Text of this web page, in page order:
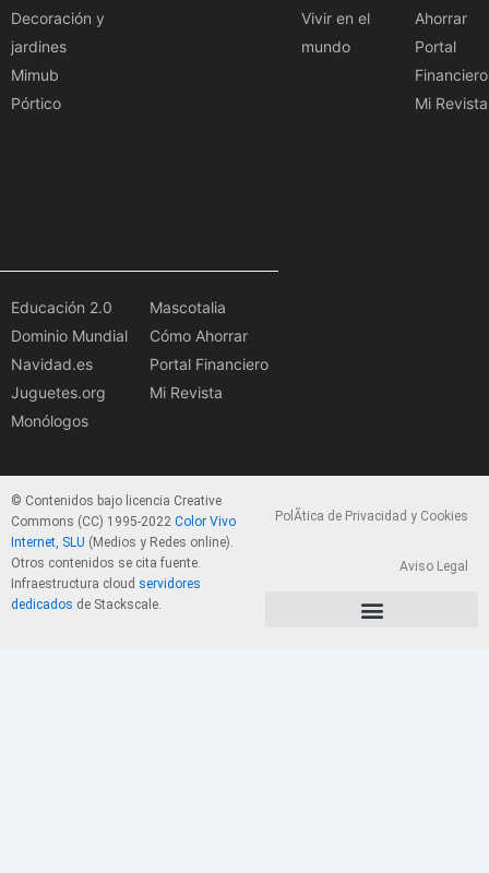
Decoración y
jardines
Mimub
Pórtico
Vivir en el
mundo
Ahorrar
Portal
Financiero
Mi Revista
Educación 2.0
Dominio Mundial
Navidad.es
Juguetes.org
Monólogos
Mascotalia
Cómo Ahorrar
Portal Financiero
Mi Revista
© Contenidos bajo licencia Creative
Commons (CC) 1995-2022 Color Vivo
Internet, SLU (Medios y Redes online).
Otros contenidos se cita fuente.
Infraestructura cloud servidores
dedicados de Stackscale.
PolÃ­tica de Privacidad y Cookies
Aviso Legal